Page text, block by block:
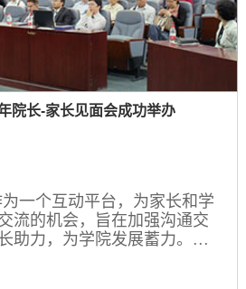
院长-家长见面会成功举办
一个互动平台，为家长和学
流的机会，旨在加强沟通交
助力，为学院发展蓄力。今
将作为一项常态性活动，于
学期开学之际举行。